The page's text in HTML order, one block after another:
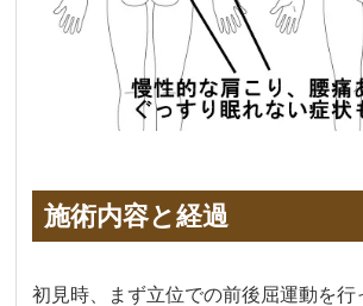
施術内容と経過
初見時、まず立位での前後屈運動を行